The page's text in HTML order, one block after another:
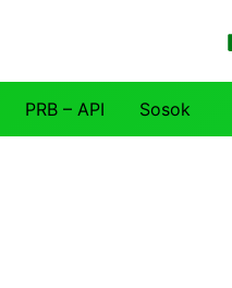
PRB – API Sosok